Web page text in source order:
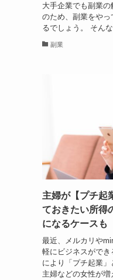
大手企業でも副業
のため、副業をや
るでしょう。 そん
副業
主婦が【プチ起
ておきたい所得
になるケースも
最近、メルカリや
軽にビジネスができ
により「プチ起業
主婦などの女性が増